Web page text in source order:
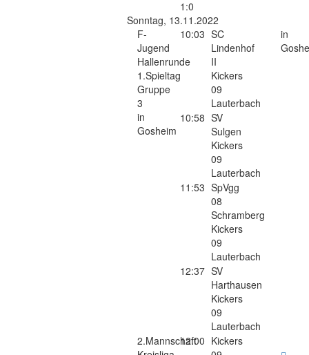
1:0
Sonntag, 13.11.2022
F-
Jugend
Hallenrunde
1.Spieltag
Gruppe
3
in
Gosheim
10:03 SC
Lindenhof
II
Kickers
09
Lauterbach
10:58 SV
Sulgen
Kickers
09
Lauterbach
11:53 SpVgg
08
Schramberg
Kickers
09
Lauterbach
12:37 SV
Harthausen
Kickers
09
Lauterbach
in
2.Mannschaft
12:00 Kickers